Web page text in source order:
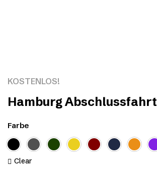
KOSTENLOS!
Hamburg Abschlussfahrt
Farbe
Clear